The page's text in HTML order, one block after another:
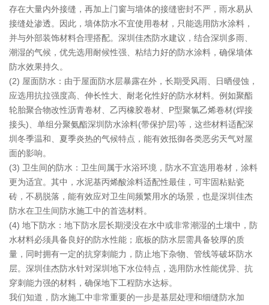
存在大量内外接缝，再加上门窗与墙体的接缝密封不严，雨水易从
接缝处渗透。因此，墙体防水不宜使用卷材，只能选用防水涂料，
并与外部装饰材料合理搭配。深圳佳杰防水建议，结合深圳多雨、
潮湿的气候，优先选用耐候性强、粘结力好的防水涂料，确保墙体
防水效果持久。
(2) 屋面防水：由于屋面防水层暴露在外，长期受风雨、日晒侵蚀，
应选用抗拉强度高、伸长性大、耐老化性好的防水材料。例如聚酯
轮胎聚合物改性沥青卷材、乙丙橡胶卷材、P型聚氯乙烯卷材(焊接
接头)、单组分聚氨酯深圳防水涂料(带保护层)等，这些材料适配深
圳冬季温和、夏季炎热的气候特点，能有效抵御各类恶劣天气对屋
面的影响。
(3) 卫生间的防水：卫生间属于水浴环境，防水不宜选用卷材，涂料
更为适宜。其中，水泥基丙烯酸涂料适配性最佳，可牢固粘贴瓷
砖，不易脱落，能有效应对卫生间频繁用水的场景，也是深圳佳杰
防水在卫生间防水施工中的首选材料。
(4) 地下防水：地下防水层长期浸没在水中或非常潮湿的土壤中，防
水材料必须具备良好的防水性能；底板的防水层需具备较厚的质
量，同时拥有一定的抗穿刺能力，防止地下杂物、管线等破坏防水
层。深圳佳杰防水针对深圳地下水位特点，选用防水性能优异、抗
穿刺能力强的材料，确保地下工程防水达标。
我们知道，防水施工中非常重要的一步是基层处理和细缝防水加